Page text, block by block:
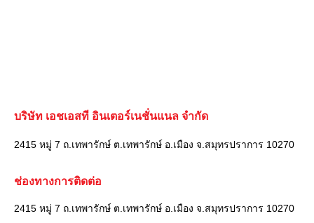
บริษัท เอชเอสที อินเตอร์เนชั่นแนล จำกัด
2415 หมู่ 7 ถ.เทพารักษ์ ต.เทพารักษ์ อ.เมือง จ.สมุทรปราการ 10270
ช่องทางการติดต่อ
2415 หมู่ 7 ถ.เทพารักษ์ ต.เทพารักษ์ อ.เมือง จ.สมุทรปราการ 10270